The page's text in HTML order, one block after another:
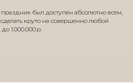
был доступен абсолютно всем,
круто на совершенно любой
1.000.000.р.